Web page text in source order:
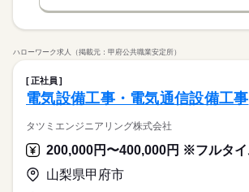
ハローワーク求人（掲載元：甲府公共職業安定所）
正社員
電気設備工事・電気通信設備工事
タツミエンジニアリング株式会社
山梨県甲府市